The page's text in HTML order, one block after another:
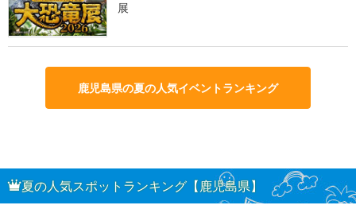
展
鹿児島県の夏の人気イベントランキング
夏の人気スポットランキング【鹿児島県】